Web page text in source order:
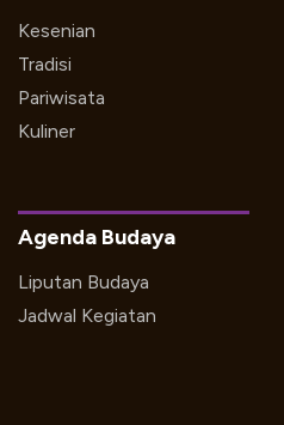
Kesenian
Tradisi
Pariwisata
Kuliner
Agenda Budaya
Liputan Budaya
Jadwal Kegiatan